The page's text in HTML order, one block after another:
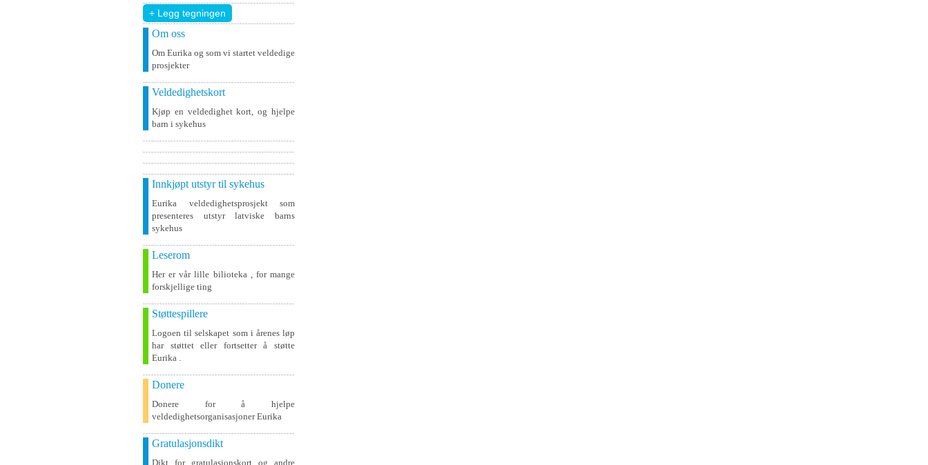
+ Legg tegningen
Om oss
Om Eurika og som vi startet veldedige
prosjekter
Veldedighetskort
Kjøp en veldedighet kort, og hjelpe
barn i sykehus
Innkjøpt utstyr til sykehus
Eurika veldedighetsprosjekt som
presenteres utstyr latviske barns
sykehus
Leserom
Her er vår lille bilioteka , for mange
forskjellige ting
Støttespillere
Logoen til selskapet som i årenes løp
har støttet eller fortsetter å støtte
Eurika .
Donere
Donere for å hjelpe
veldedighetsorganisasjoner Eurika
Gratulasjonsdikt
Dikt for gratulasjonskort og andre